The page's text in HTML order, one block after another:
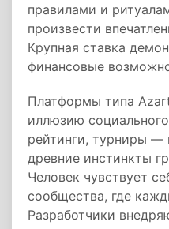
правилами и
произвести
Крупная ставка
финансовые
Платформы типа
иллюзию
рейтинги, турниры —
древние инстинкты
Человек чувствует
сообщества, где
Разработчики